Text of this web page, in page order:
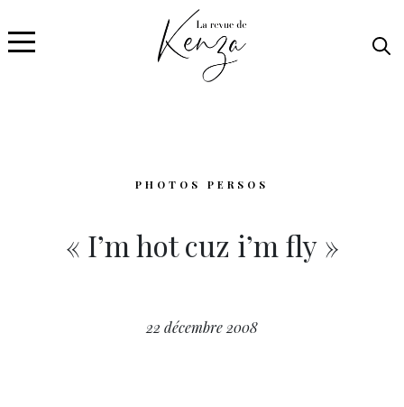
PHOTOS PERSOS
« I’m hot cuz i’m fly »
22 décembre 2008